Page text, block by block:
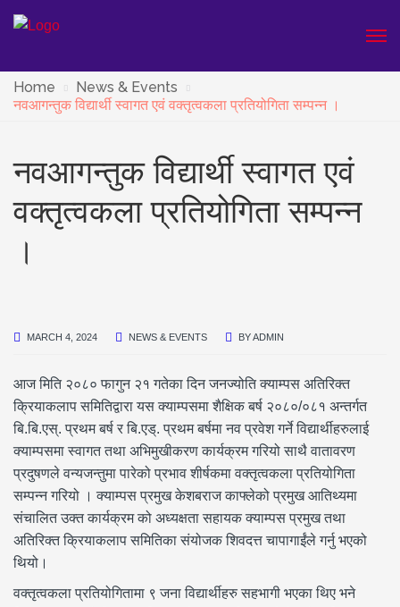
Home
News & Events
नवआगन्तुक विद्यार्थी स्वागत एवं वक्तृत्वकला प्रतियोगिता सम्पन्न ।
नवआगन्तुक विद्यार्थी स्वागत एवं
वक्तृत्वकला प्रतियोगिता सम्पन्न
।
MARCH 4, 2024 NEWS & EVENTS BYADMIN
आज मिति २०८० फागुन २१ गतेका दिन जनज्योति क्याम्पस अतिरिक्त
क्रियाकलाप समितिद्वारा यस क्याम्पसमा शैक्षिक बर्ष २०८०/०८१ अन्तर्गत
बि.बि.एस्. प्रथम बर्ष र बि.एड्. प्रथम बर्षमा नव प्रवेश गर्ने विद्यार्थीहरुलाई
क्याम्पसमा स्वागत तथा अभिमुखीकरण कार्यक्रम गरियो साथै वातावरण
प्रदुषणले वन्यजन्तुमा पारेको प्रभाव शीर्षकमा वक्तृत्वकला प्रतियोगिता
सम्पन्न गरियो । क्याम्पस प्रमुख केशबराज काफ्लेको प्रमुख आतिथ्यमा
संचालित उक्त कार्यक्रम को अध्यक्षता सहायक क्याम्पस प्रमुख तथा
अतिरिक्त क्रियाकलाप समितिका संयोजक शिवदत्त चापागाईंले गर्नु भएको
थियो।
वक्तृत्वकला प्रतियोगितामा ९ जना विद्यार्थीहरु सहभागी भएका थिए भने